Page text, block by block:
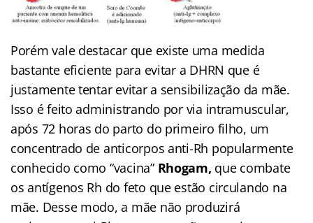
Porém vale destacar que existe uma medida
bastante eficiente para evitar a DHRN que é
justamente tentar evitar a sensibilização da mãe.
Isso é feito administrando por via intramuscular,
após 72 horas do parto do primeiro filho, um
concentrado de anticorpos anti-Rh popularmente
conhecido como “vacina” Rhogam, que combate
os antígenos Rh do feto que estão circulando na
mãe. Desse modo, a mãe não produzirá